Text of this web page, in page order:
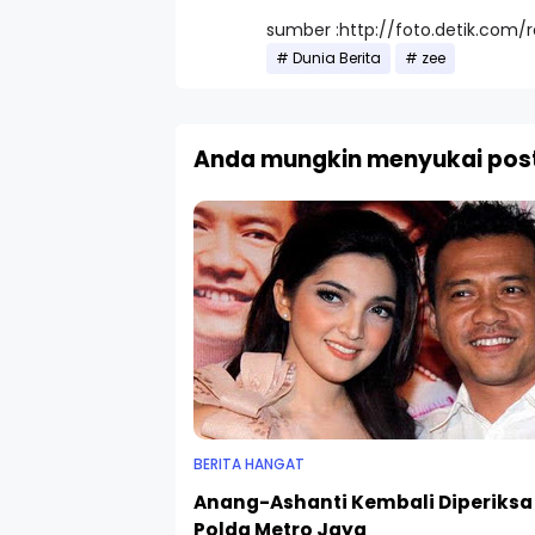
sumber :http://foto.detik.com/
Dunia Berita zee
Anda mungkin menyukai
BERITA HANGAT
Anang-Ashanti Kembali Diperiksa
Polda Metro Jaya